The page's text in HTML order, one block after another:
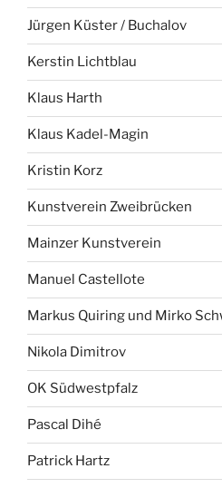
Jürgen Küster / Buchalov
Kerstin Lichtblau
Klaus Harth
Klaus Kadel-Magin
Kristin Korz
Kunstverein Zweibrücken
Mainzer Kunstverein
Manuel Castellote
Markus Quiring und Mirko
Nikola Dimitrov
OK Südwestpfalz
Pascal Dihé
Patrick Hartz